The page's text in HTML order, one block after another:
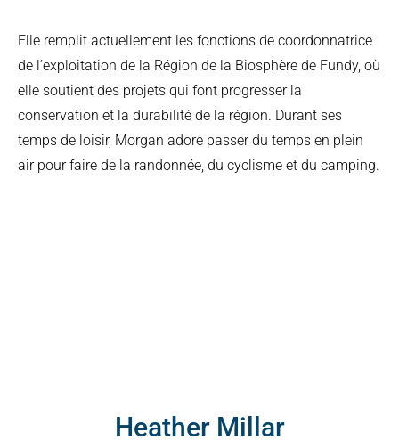
Elle remplit actuellement les fonctions de coordonnatrice
de l’exploitation de la Région de la Biosphère de Fundy, où
elle soutient des projets qui font progresser la
conservation et la durabilité de la région. Durant ses
temps de loisir, Morgan adore passer du temps en plein
air pour faire de la randonnée, du cyclisme et du camping.
Heather Millar